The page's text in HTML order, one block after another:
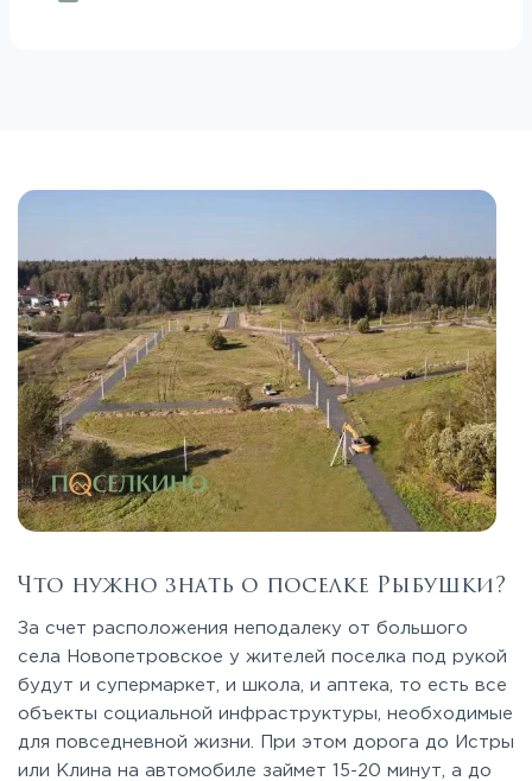
Что нужно знать о поселке Рыбушки?
За счет расположения неподалеку от большого
села Новопетровское у жителей поселка под рукой
будут и супермаркет, и школа, и аптека, то есть все
объекты социальной инфраструктуры, необходимые
для повседневной жизни. При этом дорога до Истры
или Клина на автомобиле займет 15-20 минут, а до